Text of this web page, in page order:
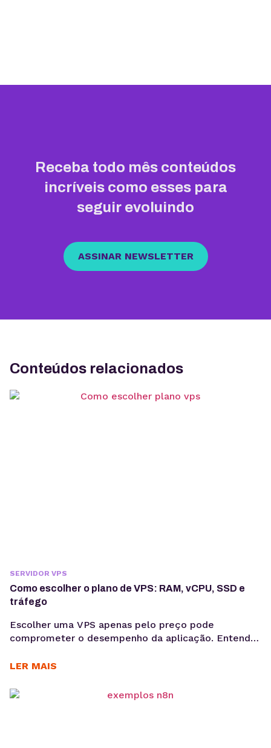
Receba todo mês conteúdos
incríveis como esses para
seguir evoluindo
ASSINAR NEWSLETTER
Conteúdos relacionados
SERVIDOR VPS
Como escolher o plano de VPS: RAM, vCPU, SSD e
tráfego
Escolher uma VPS apenas pelo preço pode
comprometer o desempenho da aplicação. Entenda
para dimensionar a infraestrutura de forma técnica e
plano VPS exige uma análise que vai além do valor
LER MAIS